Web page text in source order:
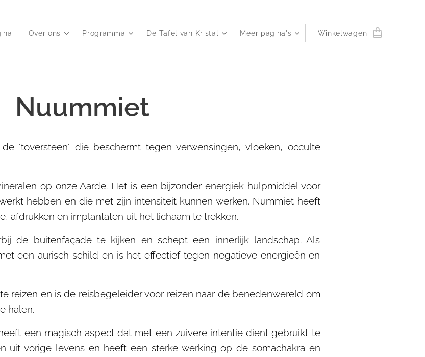
Over ons Programma De Tafel van Kristal Meer pagina's Winkelwagen
Nuummiet
'toversteen' die beschermt tegen verwensingen, vloeken, occulte
op onze Aarde. Het is een bijzonder energiek hulpmiddel voor
hebben en die met zijn intensiteit kunnen werken. Nummiet heeft
afdrukken en implantaten uit het lichaam te trekken.
de buitenfaçade te kijken en schept een innerlijk landschap. Als
een aurisch schild en is het effectief tegen negatieve energieën en
reizen en is de reisbegeleider voor reizen naar de benedenwereld om
halen.
een magisch aspect dat met een zuivere intentie dient gebruikt te
uit vorige levens en heeft een sterke werking op de somachakra en